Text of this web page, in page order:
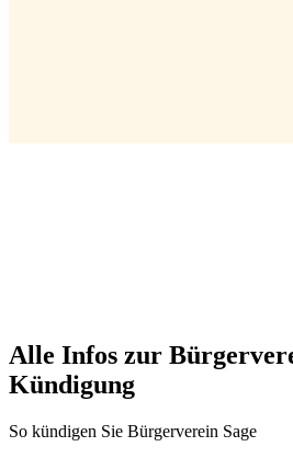
Alle Infos zur
Kündigung
So kündigen Sie Bürgerverein Sage